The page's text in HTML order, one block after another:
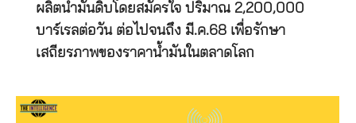
ผลิตน้ำมันดิบโดยสมัครใจ ปริมาณ 2,200,000
บาร์เรลต่อวัน ต่อไปจนถึง มี.ค.68 เพื่อรักษา
เสถียรภาพของราคาน้ำมันในตลาดโลก